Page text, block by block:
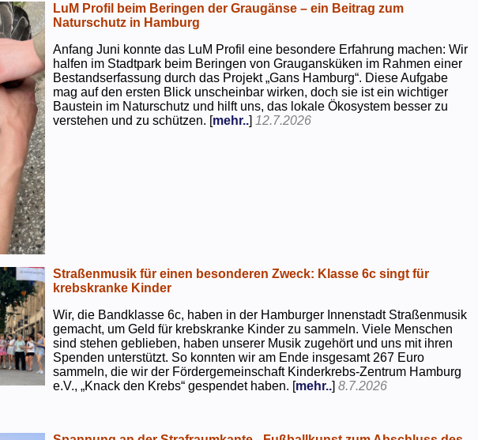
LuM Profil beim Beringen der Graugänse – ein Beitrag zum
Naturschutz in Hamburg
Anfang Juni konnte das LuM Profil eine besondere Erfahrung machen: Wir
halfen im Stadtpark beim Beringen von Graugansküken im Rahmen einer
Bestandserfassung durch das Projekt „Gans Hamburg“. Diese Aufgabe
mag auf den ersten Blick unscheinbar wirken, doch sie ist ein wichtiger
Baustein im Naturschutz und hilft uns, das lokale Ökosystem besser zu
verstehen und zu schützen. [mehr..] 12.7.2026
Straßenmusik für einen besonderen Zweck: Klasse 6c singt für
krebskranke Kinder
Wir, die Bandklasse 6c, haben in der Hamburger Innenstadt Straßenmusik
gemacht, um Geld für krebskranke Kinder zu sammeln. Viele Menschen
sind stehen geblieben, haben unserer Musik zugehört und uns mit ihren
Spenden unterstützt. So konnten wir am Ende insgesamt 267 Euro
sammeln, die wir der Fördergemeinschaft Kinderkrebs-Zentrum Hamburg
e.V., „Knack den Krebs“ gespendet haben. [mehr..]8.7.2026